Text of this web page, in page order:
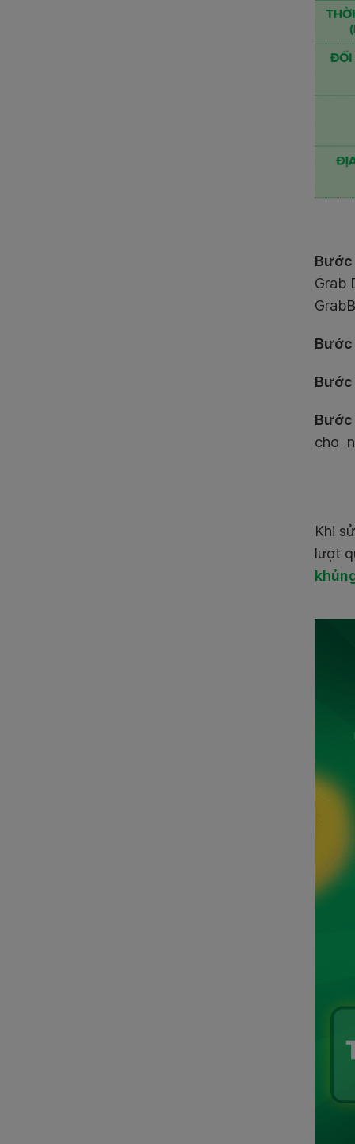
Bước
Grab
Bước
Bước
cho
Khi
lượt